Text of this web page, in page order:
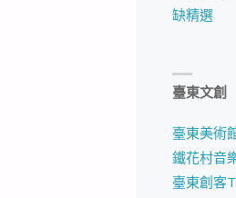
缺精選
臺東文創
臺東美術
鐵花村音
臺東創客